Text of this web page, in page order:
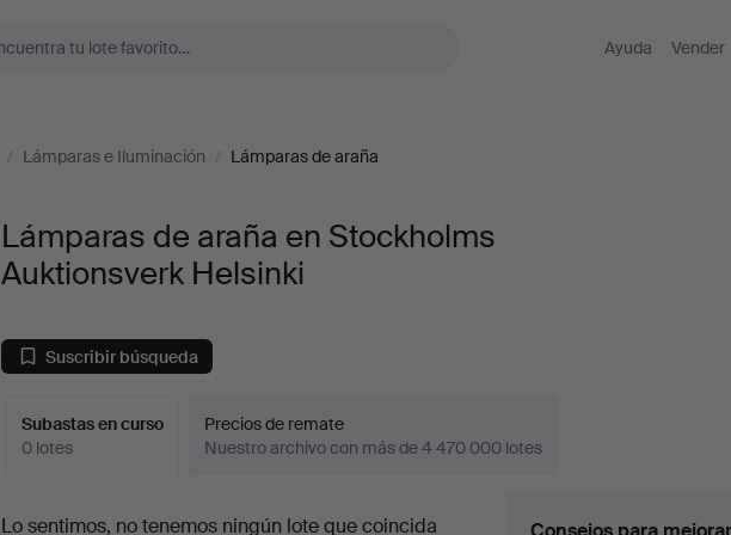
Ayuda Vender
/ Lámparas e Iluminación / Lámparas de araña
Lámparas de araña en Stockholms
Auktionsverk Helsinki
Suscribir búsqueda
Subastas en curso
0 lotes
Precios de remate
Nuestro archivo con más de 4 470 000 lotes
Subastas
Lo sentimos, no tenemos ningún lote que coincida